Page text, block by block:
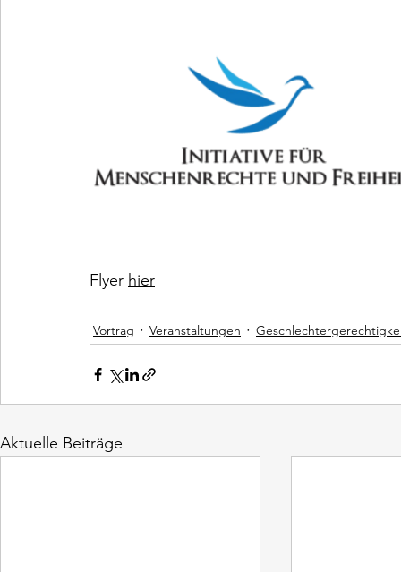
Flyer hier
Vortrag Veranstaltungen
Aktuelle Beiträge